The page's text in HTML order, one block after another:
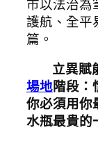
市以法治為
護航、全平
篇。
立異賦
場地階段：
你必須用你
水瓶最貴的